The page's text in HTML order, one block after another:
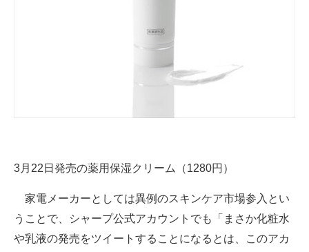
3月22日発売の薬用保湿クリーム（1280円）
家電メーカーとしては異例のスキンケア市場参入とい
うことで、シャープ公式アカウントでも「まさか化粧水
や乳液の発売をツイートすることになるとは、このアカ